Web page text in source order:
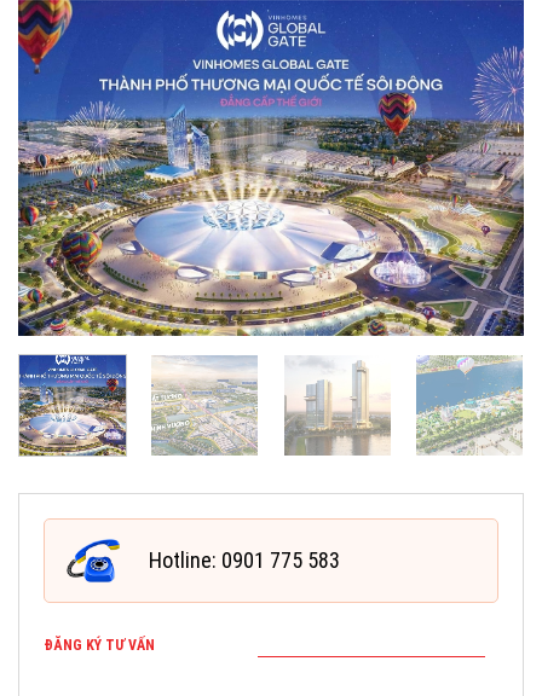
Hotline: 0901 775 583
ĐĂNG KÝ TƯ VẤN